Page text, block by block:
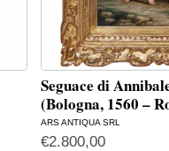
Seguace di
(Bologna, 1560 –
ARS ANTIQUA SRL
€2.800,00